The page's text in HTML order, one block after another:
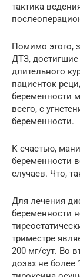
тактика
Помимо этого,
ДТЗ,
длительного
пациенток
беременности
всего, с
беременности.
К счастью,
беременности
случаев. Что,
Для лечения
беременности
триместре
200 мг/сут. Во
дозах не более